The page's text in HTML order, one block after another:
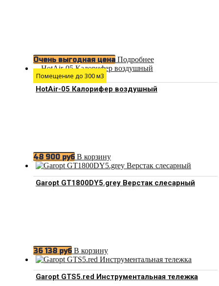
Очень выгодная цена Подробнее
Помещение до 300 м3
HotAir-05 Калорифер воздушный
48 900 руб В корзину
Garopt GT1800DY5.grey Верстак слесарный
36 138 руб В корзину
Garopt GTS5.red Инструментальная тележка